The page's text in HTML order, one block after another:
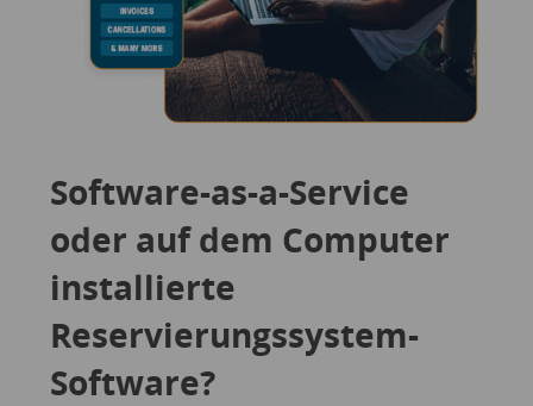
Software-as-a-Service
oder auf dem Computer
installierte
Reservierungssystem-
Software?